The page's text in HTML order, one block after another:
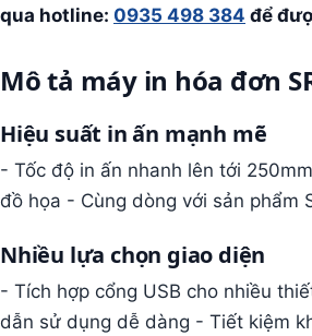
qua hotline: 0935 498 384 để
Mô tả máy in hóa đơn
Hiệu suất in ấn mạnh mẽ
- Tốc độ in ấn nhanh lên tới
đồ họa - Cùng dòng với sản phẩm
Nhiều lựa chọn giao diện
- Tích hợp cổng USB cho nhiều
dẫn sử dụng dễ dàng - Tiết kiệm